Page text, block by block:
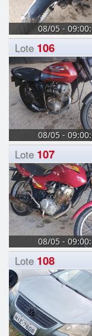
08/05 -
Lote 106
08/05 -
Lote 107
08/05 -
Lote 108